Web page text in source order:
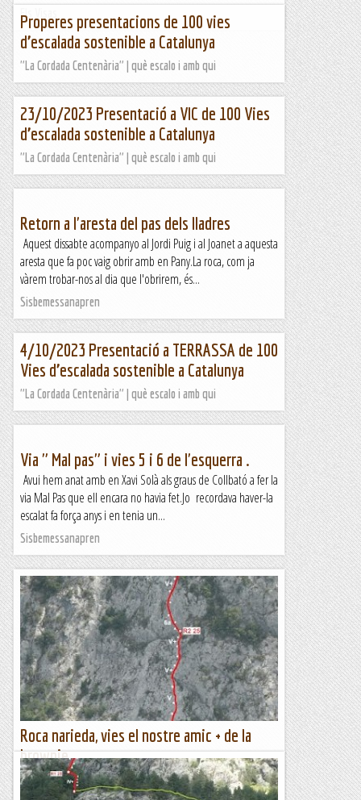
Els Visas
Properes presentacions de 100 vies
d’escalada sostenible a Catalunya
"La Cordada Centenària" | què escalo i amb qui
23/10/2023 Presentació a VIC de 100 Vies
d’escalada sostenible a Catalunya
"La Cordada Centenària" | què escalo i amb qui
Retorn a l'aresta del pas dels lladres
Aquest dissabte acompanyo al Jordi Puig i al Joanet a aquesta
aresta que fa poc vaig obrir amb en Pany.La roca, com ja
vàrem trobar-nos al dia que l'obrirem, és...
Sisbemessanapren
4/10/2023 Presentació a TERRASSA de 100
Vies d’escalada sostenible a Catalunya
"La Cordada Centenària" | què escalo i amb qui
Via " Mal pas" i vies 5 i 6 de l'esquerra .
Avui hem anat amb en Xavi Solà als graus de Collbató a fer la
via Mal Pas que ell encara no havia fet.Jo recordava haver-la
escalat fa força anys i en tenia un...
Sisbemessanapren
Roca narieda, vies el nostre amic + de la
brownie
DIMECRES, 06 DE SETEMBRE DE 2023 L' altre dia , escalant a
la Paret d' en Grau vaig comentar que els mateixos